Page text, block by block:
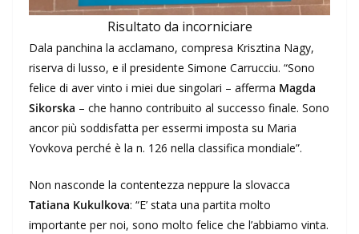
Risultato da incorniciare
Dala panchina la acclamano, compresa Krisztina Nagy,
riserva di lusso, e il presidente Simone Carrucciu. “Sono
felice di aver vinto i miei due singolari – afferma Magda
Sikorska – che hanno contribuito al successo finale. Sono
ancor più soddisfatta per essermi imposta su Maria
Yovkova perché è la n. 126 nella classifica mondiale”.
Non nasconde la contentezza neppure la slovacca
Tatiana Kukulkova: “E’ stata una partita molto
importante per noi, sono molto felice che l’abbiamo vinta.